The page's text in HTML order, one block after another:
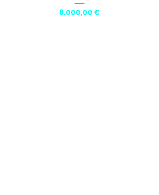
Pris
8.000,00 €